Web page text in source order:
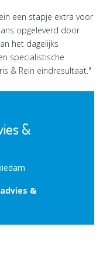
een stapje extra voor
opgeleverd door
het dagelijks
specialistische
& Rein eindresultaat."
&
&